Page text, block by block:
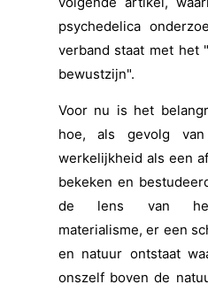
psychedelica
verband staat met het
bewustzijn".
Voor nu is het
hoe, als gevolg
werkelijkheid als een
bekeken en
de lens van het
materialisme, er een
en natuur ontstaat
onszelf boven de